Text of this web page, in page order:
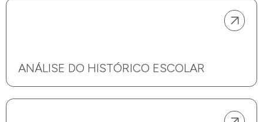
ANÁLISE DO HISTÓRICO ESCOLAR